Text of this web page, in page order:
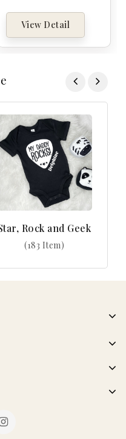
View Detail
Rock and Geek
(183 Item)